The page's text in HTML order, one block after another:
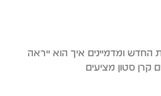
ומדמיינים איך הוא ייראה
קרן סטון מציעים